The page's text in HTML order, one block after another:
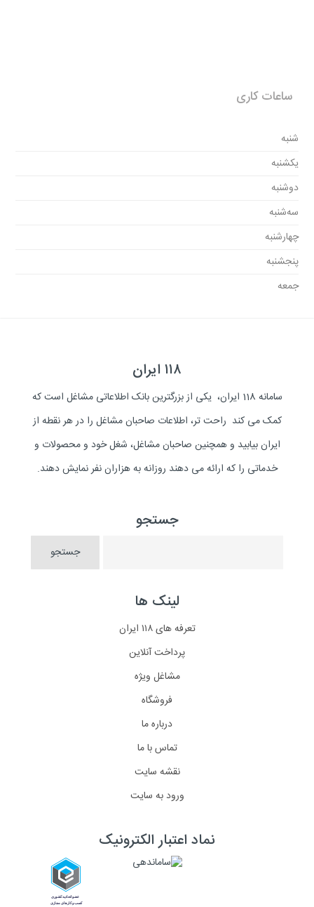
ساعات کاری
شنبه
یکشنبه
دوشنبه
سه‌شنبه
چهارشنبه
پنجشنبه
جمعه
۱۱۸ ایران
سامانه 118 ایران، یکی از بزرگترین بانک اطلاعاتی مشاغل است که
کمک می کند راحت تر، اطلاعات صاحبان مشاغل را در هر نقطه از
ایران بیابید و همچنین صاحبان مشاغل، شغل خود و محصولات و
خدماتی را که ارائه می دهند روزانه به هزاران نفر نمایش دهند.
جستجو
لینک ها
تعرفه های ۱۱۸ ایران
پرداخت آنلاین
مشاغل ویژه
فروشگاه
درباره ما
تماس با ما
نقشه سایت
ورود به سایت
نماد اعتبار الکترونیک